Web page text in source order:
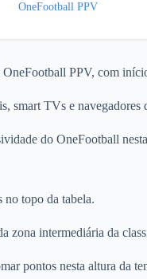
OneFootball PPV
PPV, com
smart TVs e navegadores
do OneFootball
no topo da tabela.
zona intermediária da
pontos nesta altura da